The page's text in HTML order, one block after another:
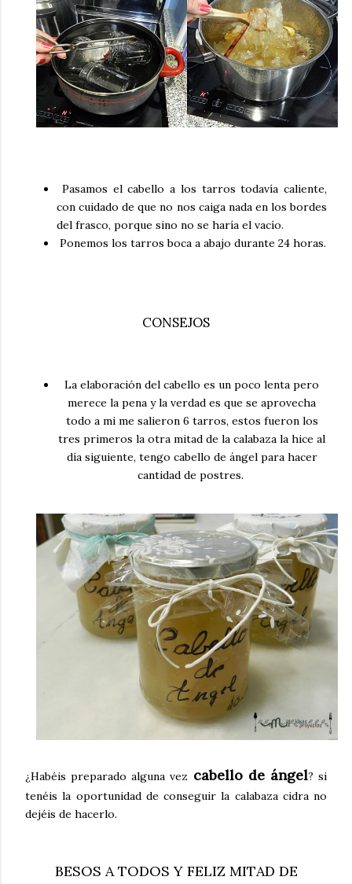
Pasamos el cabello a los tarros todavía caliente,
con cuidado de que no nos caiga nada en los bordes
del frasco, porque sino no se haría el vacío.
Ponemos los tarros boca a abajo durante 24 horas.
CONSEJOS
La elaboración del cabello es un poco lenta pero
merece la pena y la verdad es que se aprovecha
todo a mi me salieron 6 tarros, estos fueron los
tres primeros la otra mitad de la calabaza la hice al
día siguiente, tengo cabello de ángel para hacer
cantidad de postres.
¿Habéis preparado alguna vez cabello de ángel? si
tenéis la oportunidad de conseguir la calabaza cidra no
dejéis de hacerlo.
BESOS A TODOS Y FELIZ MITAD DE